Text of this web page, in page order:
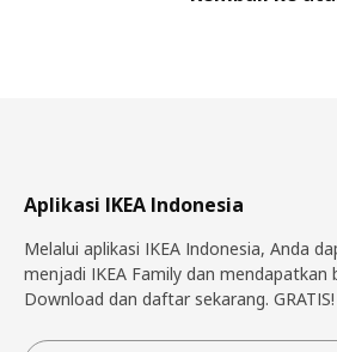
Aplikasi IKEA Indonesia
Melalui aplikasi IKEA Indonesia, Anda
menjadi IKEA Family dan mendapatkan
Download dan daftar sekarang. GRATIS!